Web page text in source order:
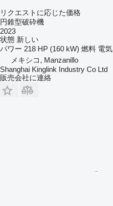
リクエストに応じた価格
円錐型破砕機
2023
状態 新しい
パワー 218 HP (160 kW) 燃料 電気
メキシコ, Manzanillo
Shanghai Kinglink Industry Co Ltd
販売会社に連絡